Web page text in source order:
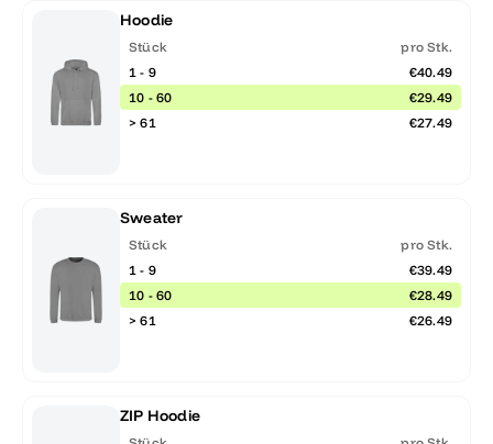
Hoodie
Stück
pro Stk.
1 - 9
€40.49
10 - 60
€29.49
> 61
€27.49
Sweater
Stück
pro Stk.
1 - 9
€39.49
10 - 60
€28.49
> 61
€26.49
ZIP Hoodie